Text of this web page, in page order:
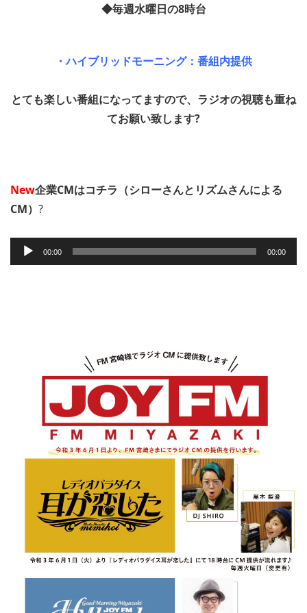
◆毎週水曜日の8時台
・ハイブリッドモーニング：番組内提供
とても楽しい番組になってますので、ラジオの視聴も重ね
てお願い致します?
New企業CMはコチラ（シローさんとリズムさんによる
CM） ?
声
00:00 00:00